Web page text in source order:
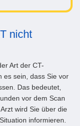
nicht
Art der CT-
es sein, dass Sie vor
Das bedeutet,
vor dem Scan
wird Sie über die
informieren.